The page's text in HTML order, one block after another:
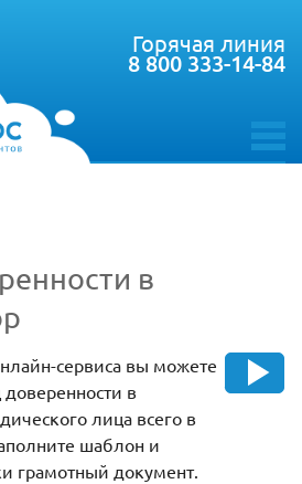
toggle
Горячая линия
8 800 333-14-84
в
сервиса вы можете
доверенности в
лица всего в
шаблон и
грамотный документ.